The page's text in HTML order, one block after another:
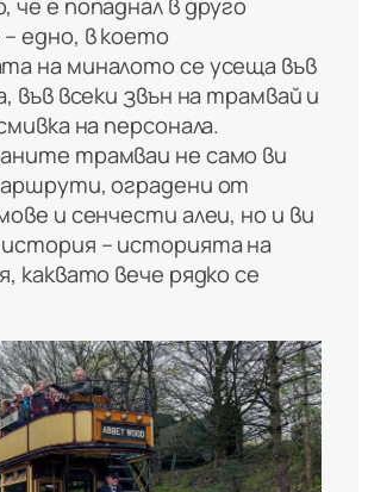
едно, в което
на миналото се усеща във
във всеки звън на трамвай и
на персонала.
трамваи не само ви
оградени от
и сенчести алеи, но и ви
– историята на
каквато вече рядко се